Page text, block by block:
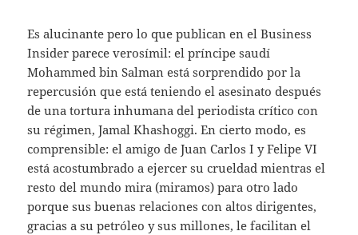
Es alucinante pero lo que publican en el Business
Insider parece verosímil: el príncipe saudí
Mohammed bin Salman está sorprendido por la
repercusión que está teniendo el asesinato después
de una tortura inhumana del periodista crítico con
su régimen, Jamal Khashoggi. En cierto modo, es
comprensible: el amigo de Juan Carlos I y Felipe VI
está acostumbrado a ejercer su crueldad mientras el
resto del mundo mira (miramos) para otro lado
porque sus buenas relaciones con altos dirigentes,
gracias a su petróleo y sus millones, le facilitan el